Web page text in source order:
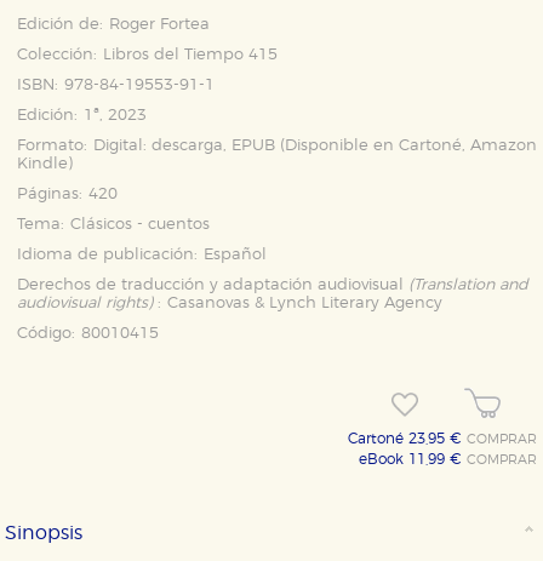
Edición de:
Roger Fortea
Colección:
Libros del Tiempo 415
ISBN: 978-84-19553-91-1
Edición: 1ª, 2023
Formato:
Digital: descarga, EPUB (Disponible enCartoné,Amazon
Kindle )
Páginas: 420
Tema: Clásicos - cuentos
Idioma de publicación:
Español
Derechos de traducción y adaptación audiovisual
(Translation and
audiovisual rights): Casanovas & Lynch Literary Agency
Código: 80010415
Cartoné 23,95 €COMPRAR
eBook 11,99 €COMPRAR
Sinopsis